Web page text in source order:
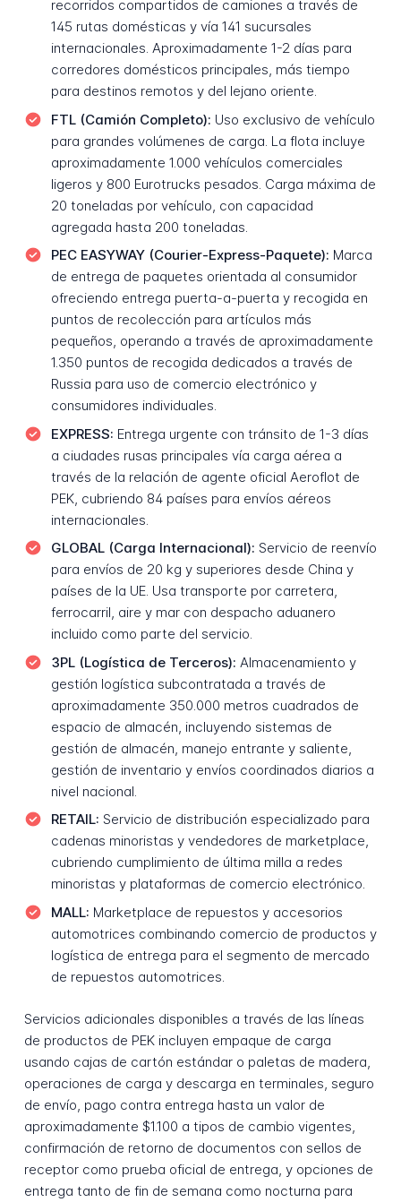
recorridos compartidos de camiones a través de
145 rutas domésticas y vía 141 sucursales
internacionales. Aproximadamente 1-2 días para
corredores domésticos principales, más tiempo
para destinos remotos y del lejano oriente.
FTL (Camión Completo): Uso exclusivo de vehículo
para grandes volúmenes de carga. La flota incluye
aproximadamente 1.000 vehículos comerciales
ligeros y 800 Eurotrucks pesados. Carga máxima de
20 toneladas por vehículo, con capacidad
agregada hasta 200 toneladas.
PEC EASYWAY (Courier-Express-Paquete): Marca
de entrega de paquetes orientada al consumidor
ofreciendo entrega puerta-a-puerta y recogida en
puntos de recolección para artículos más
pequeños, operando a través de aproximadamente
1.350 puntos de recogida dedicados a través de
Russia para uso de comercio electrónico y
consumidores individuales.
EXPRESS: Entrega urgente con tránsito de 1-3 días
a ciudades rusas principales vía carga aérea a
través de la relación de agente oficial Aeroflot de
PEK, cubriendo 84 países para envíos aéreos
internacionales.
GLOBAL (Carga Internacional): Servicio de reenvío
para envíos de 20 kg y superiores desde China y
países de la UE. Usa transporte por carretera,
ferrocarril, aire y mar con despacho aduanero
incluido como parte del servicio.
3PL (Logística de Terceros): Almacenamiento y
gestión logística subcontratada a través de
aproximadamente 350.000 metros cuadrados de
espacio de almacén, incluyendo sistemas de
gestión de almacén, manejo entrante y saliente,
gestión de inventario y envíos coordinados diarios a
nivel nacional.
RETAIL: Servicio de distribución especializado para
cadenas minoristas y vendedores de marketplace,
cubriendo cumplimiento de última milla a redes
minoristas y plataformas de comercio electrónico.
MALL: Marketplace de repuestos y accesorios
automotrices combinando comercio de productos y
logística de entrega para el segmento de mercado
de repuestos automotrices.
Servicios adicionales disponibles a través de las líneas
de productos de PEK incluyen empaque de carga
usando cajas de cartón estándar o paletas de madera,
operaciones de carga y descarga en terminales, seguro
de envío, pago contra entrega hasta un valor de
aproximadamente $1.100 a tipos de cambio vigentes,
confirmación de retorno de documentos con sellos de
receptor como prueba oficial de entrega, y opciones de
entrega tanto de fin de semana como nocturna para